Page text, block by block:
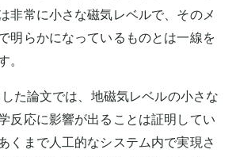
非常に小さな磁気レベルで、そのメ
明らかになっているものとは一線を
。
た論文では、地磁気レベルの小さな
反応に影響が出ることは証明してい
くまで人工的なシステム内で実現さ